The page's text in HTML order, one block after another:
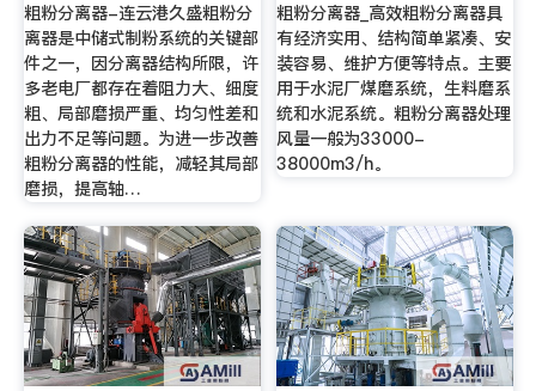
粗粉分离器-连云港久盛粗粉分
离器是中储式制粉系统的关键部
件之一，因分离器结构所限，许
多老电厂都存在着阻力大、细度
粗、局部磨损严重、均匀性差和
出力不足等问题。为进一步改善
粗粉分离器的性能，减轻其局部
磨损，提高轴…
粗粉分离器_高效粗粉分离器具
有经济实用、结构简单紧凑、安
装容易、维护方便等特点。主要
用于水泥厂煤磨系统，生料磨系
统和水泥系统。粗粉分离器处理
风量一般为33000-
38000m3/h。